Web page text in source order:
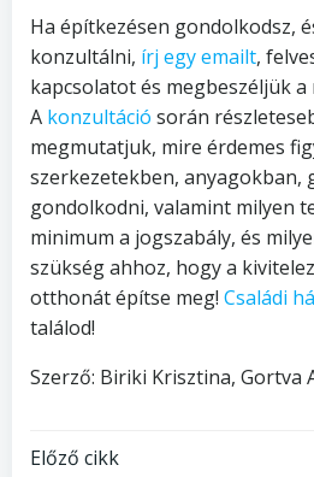
Ha építkezésen gondolkodsz,
konzultálni, írj egy emailt,
kapcsolatot és megbeszéljük
A konzultáció során
megmutatjuk, mire érdemes
szerkezetekben, anyagokban,
gondolkodni, valamint milyen
minimum a jogszabály, és
szükség ahhoz, hogy a
otthonát építse meg! Családi
találod!
Szerző: Biriki Krisztina, Gortva
Előző cikk